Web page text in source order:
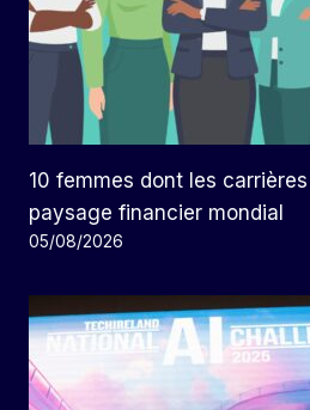
10 femmes dont les
paysage financier mondial
05/08/2026